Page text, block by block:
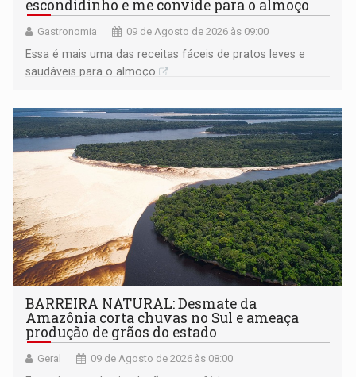
escondidinho e me convide para o almoço
Gastronomia 09 de Agosto de 2026 às 09:00
Essa é mais uma das receitas fáceis de pratos leves e
saudáveis para o almoço
BARREIRA NATURAL: Desmate da
Amazônia corta chuvas no Sul e ameaça
produção de grãos do estado
Geral 09 de Agosto de 2026 às 08:00